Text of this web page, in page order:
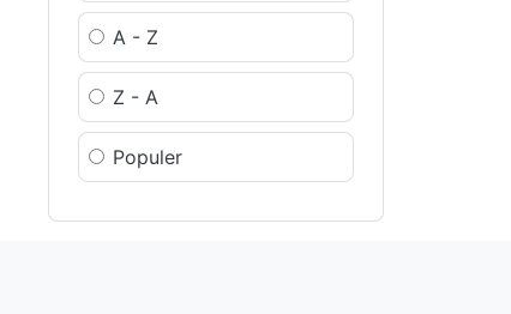
A - Z
Z - A
Populer